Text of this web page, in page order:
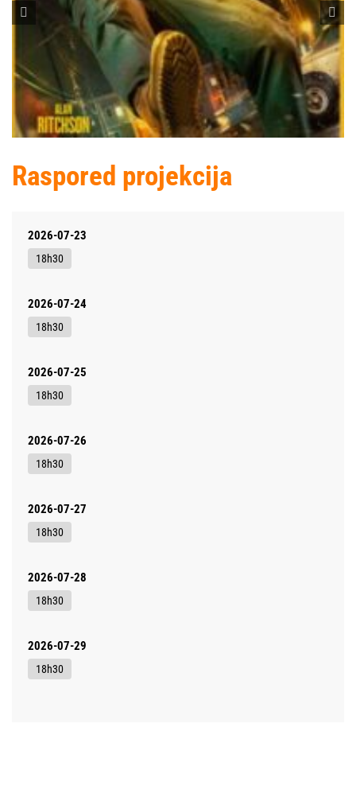
Raspored projekcija
2026-07-23
18h30
2026-07-24
18h30
2026-07-25
18h30
2026-07-26
18h30
2026-07-27
18h30
2026-07-28
18h30
2026-07-29
18h30